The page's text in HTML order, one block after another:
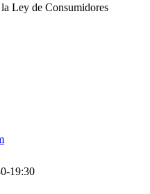
la Ley de Consumidores
19:30